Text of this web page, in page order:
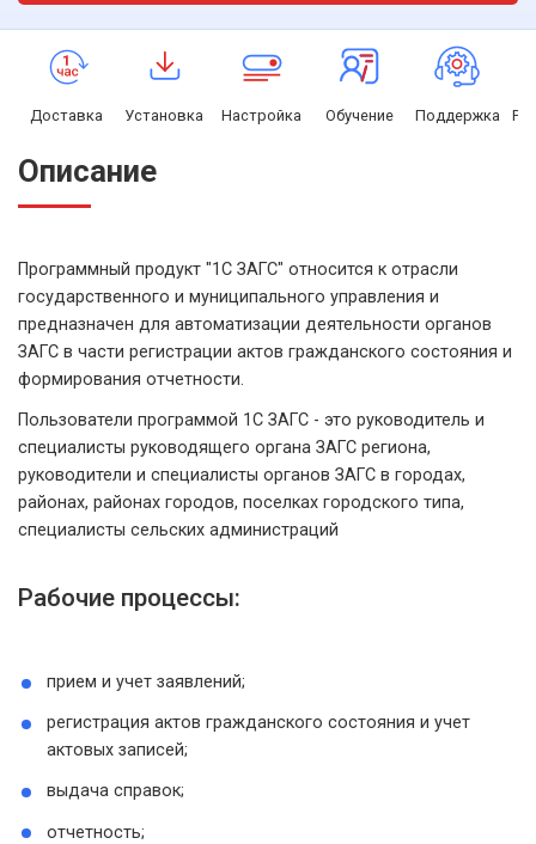
Доставка Установка Настройка Обучение Поддержка
Описание
Программный продукт "1С ЗАГС" относится к отрасли
государственного и муниципального управления и
предназначен для автоматизации деятельности органов
ЗАГС в части регистрации актов гражданского состояния и
формирования отчетности.
Пользователи программой 1С ЗАГС - это руководитель и
специалисты руководящего органа ЗАГС региона,
руководители и специалисты органов ЗАГС в городах,
районах, районах городов, поселках городского типа,
специалисты сельских администраций
Рабочие процессы:
прием и учет заявлений;
регистрация актов гражданского состояния и учет
актовых записей;
выдача справок;
отчетность;